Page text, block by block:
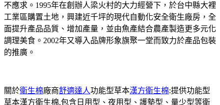
不應求。1995年在創辦人梁火村的大力經營下，於台中縣大裡
工業區購置土地，興建近千坪的現代自動化安全衛生廠房，全
面提升產品品質、增加產量，並由魚產結合農產製造更多元化
調理美食。2002年又導入品牌形象旗聚一堂而致力於產品包裝
的推廣。
關於衛生棉廠商舒適達人功能型草本漢方衛生棉:提供功能型
草本漢方衛生棉,包含日用型、夜用型、護墊型、量少型等衛